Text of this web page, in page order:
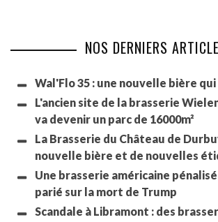
NOS DERNIERS
Wal'Flo 35 : une nouvelle bière
L'ancien site de la brasserie
va devenir un parc de 16000m²
La Brasserie du Château de
nouvelle bière et de nouvelles
Une brasserie américaine
parié sur la mort de Trump
Scandale à Libramont : des